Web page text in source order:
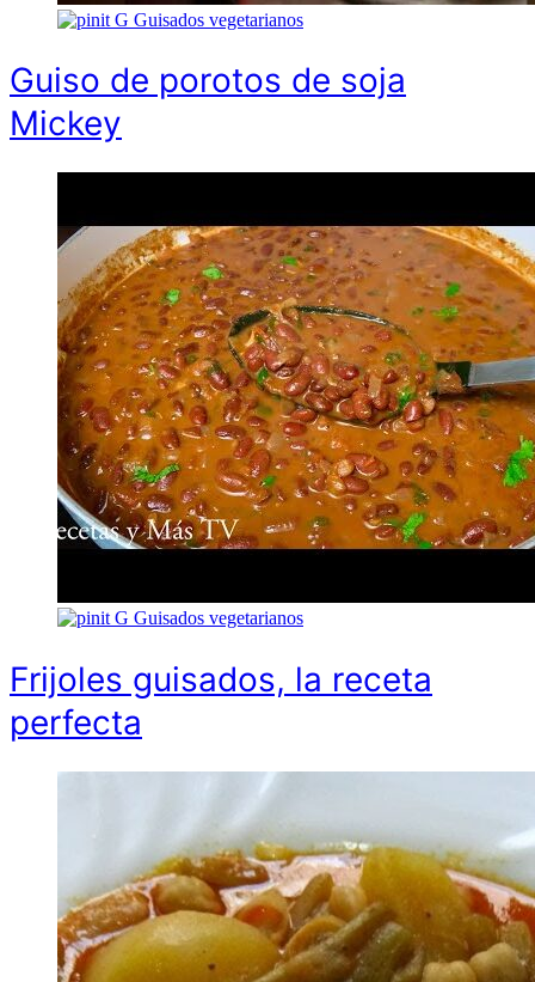
G Guisados vegetarianos
Guiso de porotos de soja
Mickey
G Guisados vegetarianos
Frijoles guisados, la receta
perfecta